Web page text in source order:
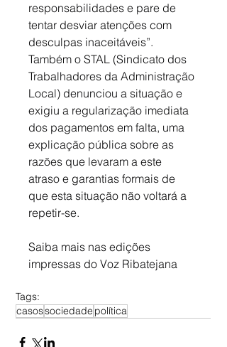
responsabilidades e pare de
tentar desviar atenções com
desculpas inaceitáveis”.
Também o STAL (Sindicato dos
Trabalhadores da Administração
Local) denunciou a situação e
exigiu a regularização imediata
dos pagamentos em falta, uma
explicação pública sobre as
razões que levaram a este
atraso e garantias formais de
que esta situação não voltará a
repetir-se.
Saiba mais nas edições
impressas do Voz Ribatejana
Tags:
casossociedade política